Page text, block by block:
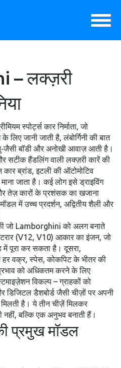
– लक्ज़री
स्पोर्ट्स कार निर्माता, जो
के लिए जानी जाती है,लंबोर्गिनीकी बात
बॉडी और अनोखी आवाज़ आती है।
सटीक हैंडलिंग वाली लक्ज़री कारेंकी
कार ब्रांड,इटली की ऑटोमोटिव
माना जाता है। कई लोग इसेड्राइविंग
तेज़ कारों के प्रशंसकका खजाना
में उच्च प्रदर्शन, अद्वितीय शैली और
जो Lamborghini को अलग बनाते
(V12, V10) आकार का इंजन, जो
में पूरा कर सकता है। दूसरा,
हर वक्र, स्पेस, कोकपिट के भीतर की
को अधिकतम करने के लिए
विकल्प – ग्राहकों को
डिजिटल डैशबोर्ड जैसी चीज़ों पर अपनी
है। ये तीन चीज़ें मिलकर
बल्कि एक अनुभव बनाती हैं।
प्रमुख मॉडल